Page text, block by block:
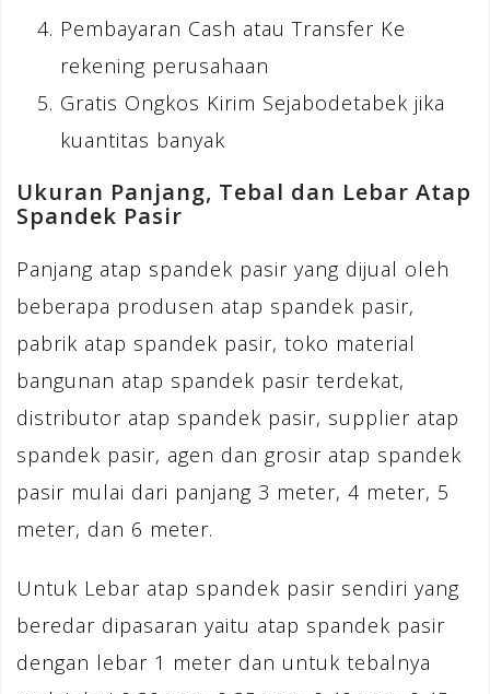
Pembayaran Cash atau Transfer Ke
rekening perusahaan
Gratis Ongkos Kirim Sejabodetabek jika
kuantitas banyak
Ukuran Panjang, Tebal dan Lebar Atap
Spandek Pasir
Panjang atap spandek pasir yang dijual oleh
beberapa produsen atap spandek pasir,
pabrik atap spandek pasir, toko material
bangunan atap spandek pasir terdekat,
distributor atap spandek pasir, supplier atap
spandek pasir, agen dan grosir atap spandek
pasir mulai dari panjang 3 meter, 4 meter, 5
meter, dan 6 meter.
Untuk Lebar atap spandek pasir sendiri yang
beredar dipasaran yaitu atap spandek pasir
dengan lebar 1 meter dan untuk tebalnya